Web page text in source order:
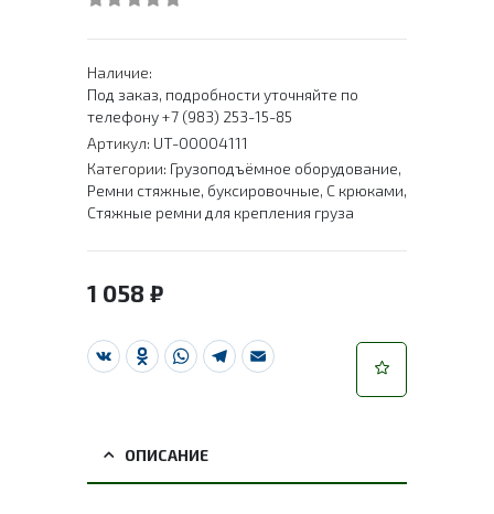
Наличие:
Под заказ, подробности уточняйте по
телефону +7 (983) 253-15-85
Артикул: UT-00004111
Категории: Грузоподъёмное оборудование,
Ремни стяжные, буксировочные, С крюками,
Стяжные ремни для крепления груза
1 058 ₽
VK Odnoklassniki
WhatsApp
Telegram
Email
ОПИСАНИЕ